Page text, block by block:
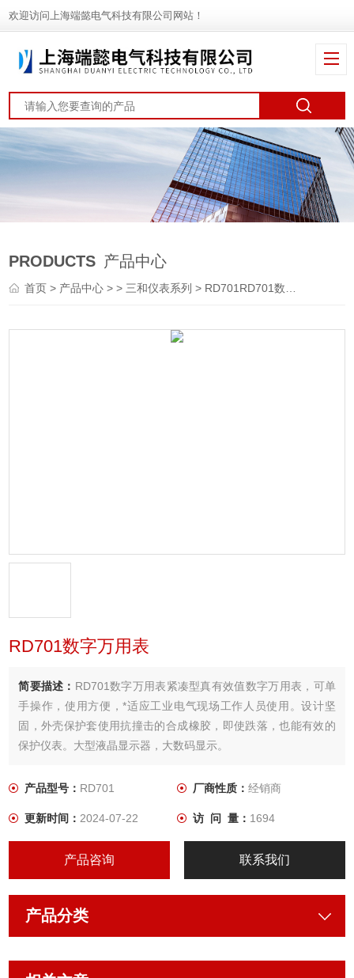
欢迎访问上海端懿电气科技有限公司网站！
PRODUCTS 产品中心
首页> 产品中心 > >三和仪表系列 > RD701RD701数字万用表
RD701数字万用表
简要描述： RD701数字万用表紧凑型真有效值数字万用表，可单
手操作，使用方便，*适应工业电气现场工作人员使用。设计坚
固，外壳保护套使用抗撞击的合成橡胶，即使跌落，也能有效的
保护仪表。大型液晶显示器，大数码显示。
产品型号： RD701 厂商性质： 经销商
更新时间：2024-07-22 访 问 量： 1694
产品咨询 联系我们
产品分类